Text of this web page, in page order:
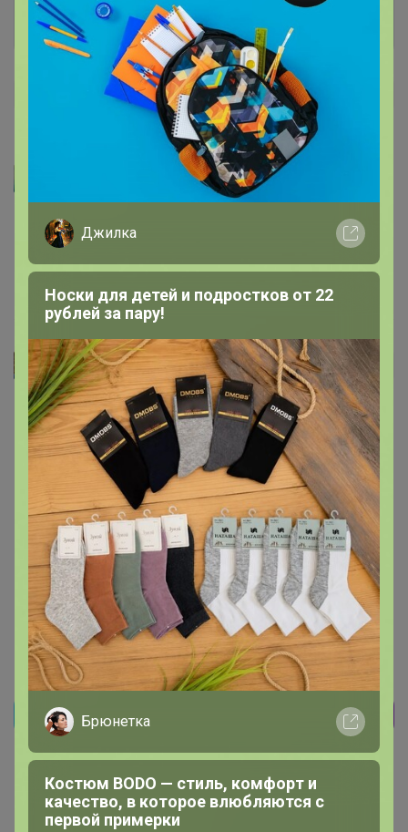
Войти Зарегистрироваться
karamel22
, спасибо за чудесный отзыв! Носите с
удовольствием
7 ноября, 2024 22:54
karamel22 Автор уже получил заказ!
Рубашка отличная, очень интересный цвет. 43 размер
классика подошла на 52-54 размер. Есть нагрудный
карман, что очень заценил муж.
7 ноября, 2024 17:23
Реклама
Как здесь все устроено?
Как сделать заказ?
Джилка
Носки для детей и подростков от 22
рублей за пару!
Брюнетка
Костюм BODO — стиль, комфорт и
качество, в которое влюбляются с
первой примерки